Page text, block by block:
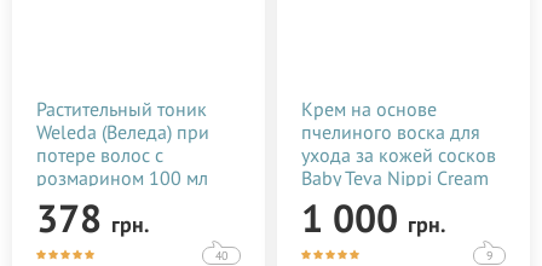
Растительный тоник
Weleda (Веледа) при
потере волос с
розмарином 100 мл
378 грн.
40
Крем на основе
пчелиного воска для
ухода за кожей сосков
Baby Teva Nippi Cream
50 мл
1 000 грн.
9